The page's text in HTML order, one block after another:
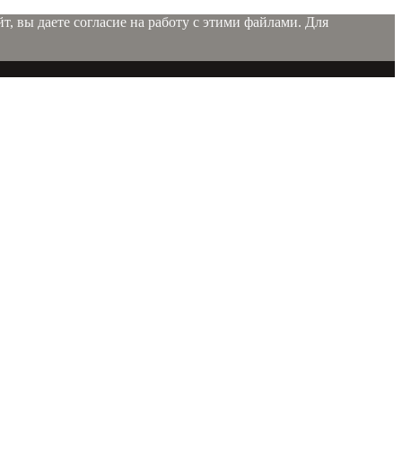
вы даете согласие на работу с этими файлами. Для